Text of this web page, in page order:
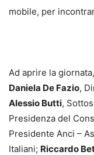
mobile, per
Ad aprire la
Daniela De Fazio,
Alessio Butti,
Presidenza del
Presidente Anci –
Italiani; Riccardo